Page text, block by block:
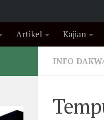
Artikel Kajian
INFO